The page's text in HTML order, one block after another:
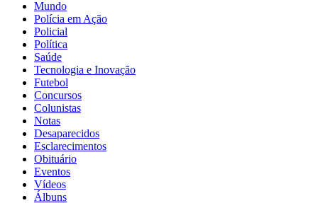
Mundo
Polícia em Ação
Policial
Política
Saúde
Tecnologia e Inovação
Futebol
Concursos
Colunistas
Notas
Desaparecidos
Esclarecimentos
Obituário
Eventos
Vídeos
Álbuns